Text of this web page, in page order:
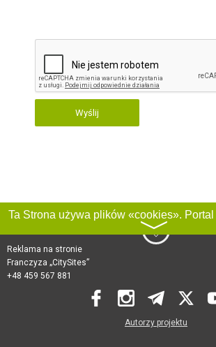
Wyślij
〉
Reklama na stronie
Franczyza „CitySites”
+48 459 567 881
Autorzy projektu